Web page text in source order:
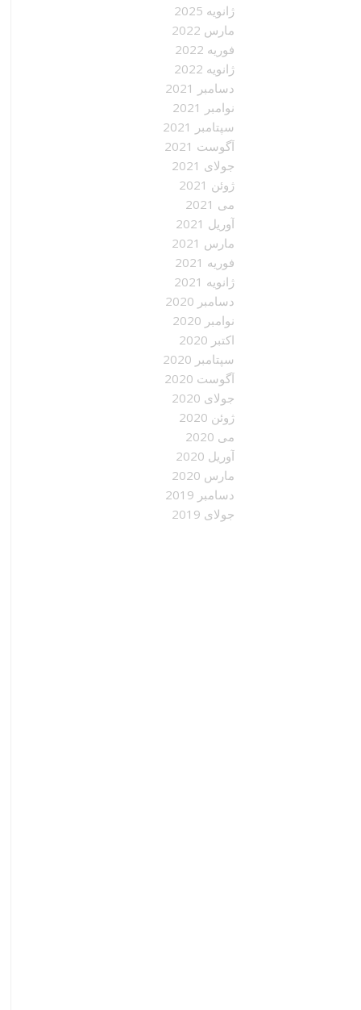
ژانویه 2025
مارس 2022
فوریه 2022
ژانویه 2022
دسامبر 2021
نوامبر 2021
سپتامبر 2021
آگوست 2021
جولای 2021
ژوئن 2021
می 2021
آوریل 2021
مارس 2021
فوریه 2021
ژانویه 2021
دسامبر 2020
نوامبر 2020
اکتبر 2020
سپتامبر 2020
آگوست 2020
جولای 2020
ژوئن 2020
می 2020
آوریل 2020
مارس 2020
دسامبر 2019
جولای 2019